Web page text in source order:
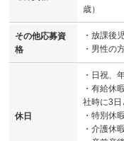
歳）
その他応募資
格
・放課後
・男性の
休日
・日祝、
・有給休
社時に3日
・特別休
・介護休暇